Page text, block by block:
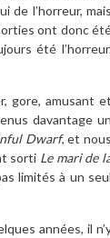
de l’horreur, mais
ont donc
été
gore, amusant et
davantage un
Dwarf, et nous
sorti Le mari de
limités à un seul
années, il